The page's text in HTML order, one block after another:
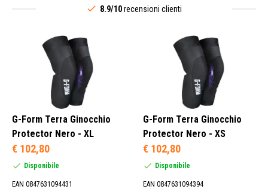
8.9/10recensioni clienti
G-Form Terra Ginocchio
Protector Nero - XL
€ 102,80
Disponibile
EAN 0847631094431
G-Form Terra Ginocchio
Protector Nero - XS
€ 102,80
Disponibile
EAN 0847631094394